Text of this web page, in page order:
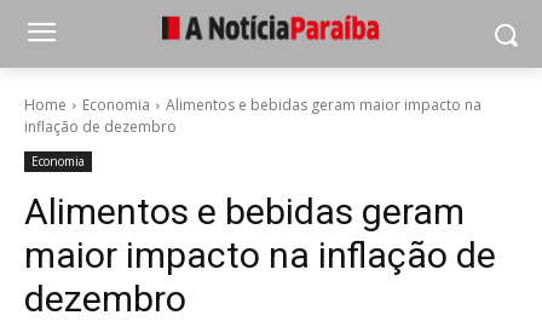
Home Economia
Alimentos e bebidas geram maior impacto na
inflação de dezembro
Economia
Alimentos e bebidas geram
maior impacto na inflação de
dezembro